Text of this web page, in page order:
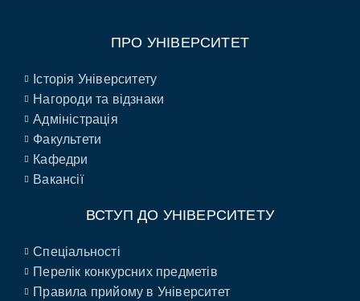
ПРО УНІВЕРСИТЕТ
Історія Університету
Нагороди та відзнаки
Адміністрація
Факультети
Кафедри
Вакансії
ВСТУП ДО УНІВЕРСИТЕТУ
Спеціальності
Перелік конкурсних предметів
Правила прийому в Університет